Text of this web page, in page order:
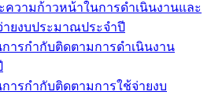
ความก้าวหน้าในการดำเนินงานและ
ายงบประมาณประจำปี
การกำกับติดตามการดำเนินงาน
การกำกับติดตามการใช้จ่ายงบ